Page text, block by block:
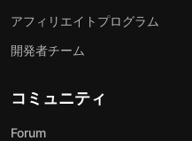
アフィリエイトプログラム
開発者チーム
コミュニティ
Forum